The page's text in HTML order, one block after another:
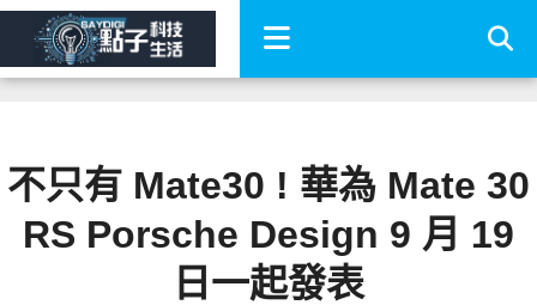
不只有 Mate30 ! 華為 Mate 30
RS Porsche Design 9 月 19
日一起發表